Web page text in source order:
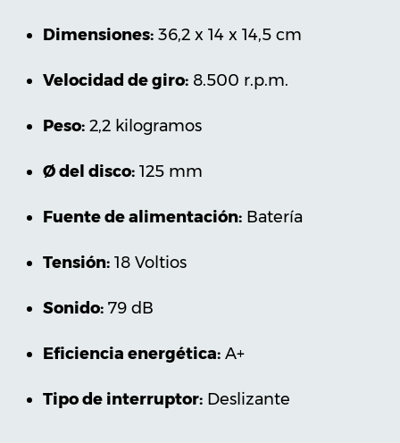
Dimensiones: ‎36,2 x 14 x 14,5 cm
Velocidad de giro: ‎8.500 r.p.m.
Peso: 2,2 kilogramos
Ø del disco: 125 mm
Fuente de alimentación: ‎Batería
Tensión: ‎18 Voltios
Sonido: ‎79 dB
Eficiencia energética: ‎A+
Tipo de interruptor: Deslizante